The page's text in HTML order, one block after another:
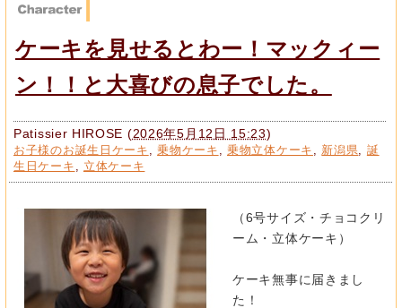
ケーキを見せるとわー！マックィー
ン！！と大喜びの息子でした。
Patissier HIROSE (2026年5月12日 15:23)
お子様のお誕生日ケーキ ,乗物ケーキ ,乗物立体ケーキ 新潟県
誕
生日ケーキ
立体ケーキ
（6号サイズ・チョコクリ
ーム・立体ケーキ）
ケーキ無事に届きまし
た！